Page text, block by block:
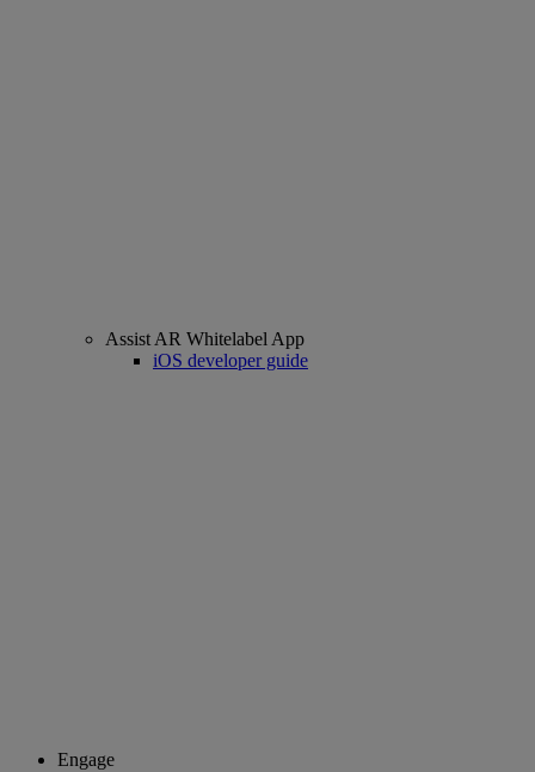
Assist AR Whitelabel App
iOS developer guide
Engage